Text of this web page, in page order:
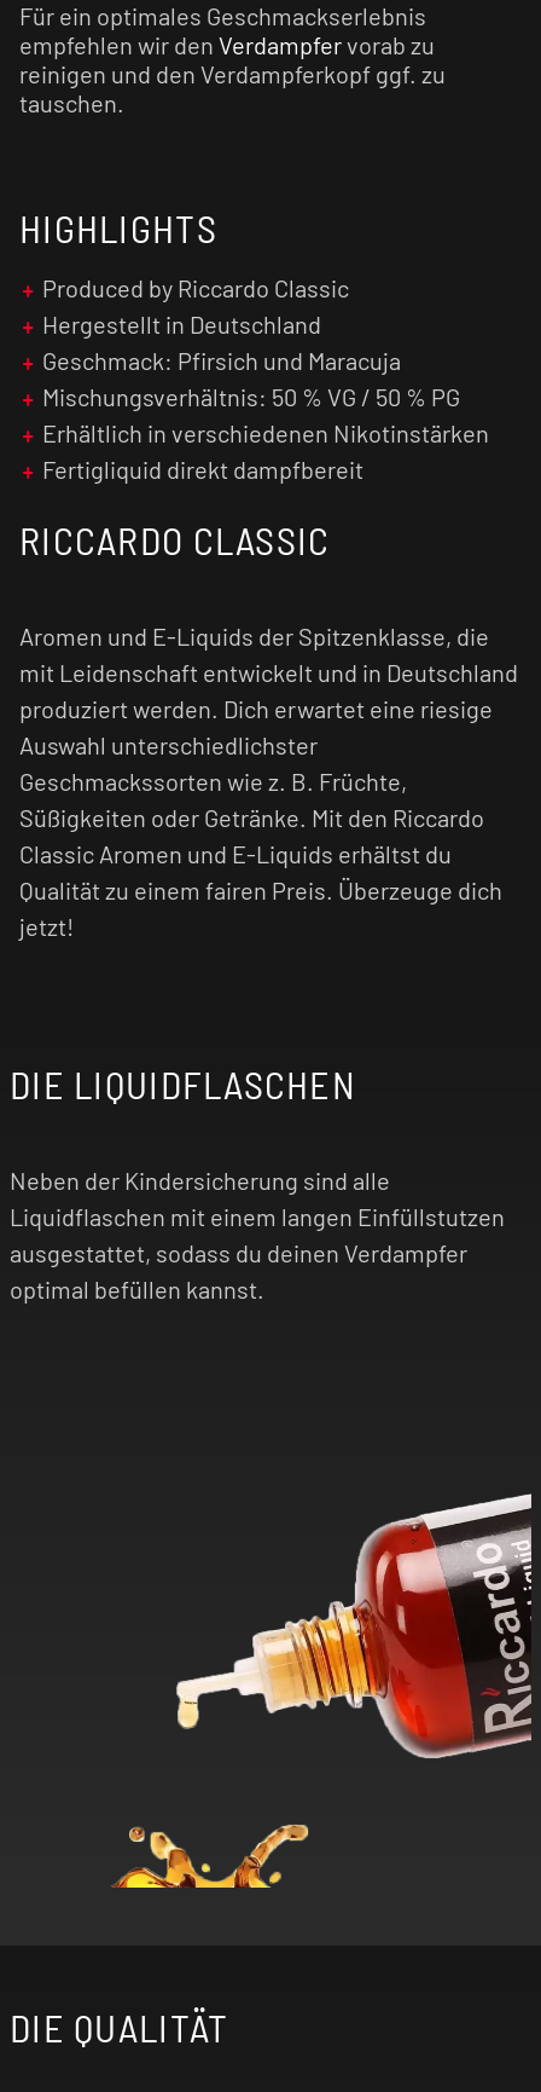
Für ein optimales Geschmackserlebnis
empfehlen wir den Verdampfervorab zu
reinigen und den Verdampferkopf ggf. zu
tauschen.
HIGHLIGHTS
Produced by Riccardo Classic
Hergestellt in Deutschland
Geschmack: Pfirsich und Maracuja
Mischungsverhältnis: 50 % VG / 50 % PG
Erhältlich in verschiedenen Nikotinstärken
Fertigliquid direkt dampfbereit
RICCARDO CLASSIC
Aromen und E-Liquids der Spitzenklasse, die
mit Leidenschaft entwickelt und in Deutschland
produziert werden. Dich erwartet eine riesige
Auswahl unterschiedlichster
Geschmackssorten wie z. B. Früchte,
Süßigkeiten oder Getränke. Mit den Riccardo
Classic Aromen und E-Liquids erhältst du
Qualität zu einem fairen Preis. Überzeuge dich
jetzt!
DIE LIQUIDFLASCHEN
Neben der Kindersicherung sind alle
Liquidflaschen mit einem langen Einfüllstutzen
ausgestattet, sodass du deinen Verdampfer
optimal befüllen kannst.
DIE QUALITÄT